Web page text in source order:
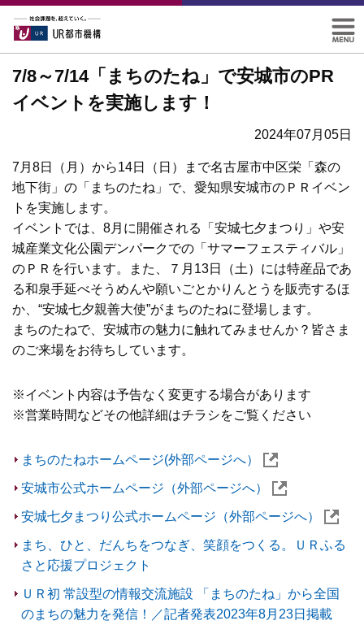
7/8～7/14「まちのたね」で安城市のPR
イベントを実施します！
2024年07月05日
7月8日（月）から14日（日）まで名古屋市中区栄「森の
地下街」の「まちのたね」で、愛知県安城市のＰＲイベン
トを実施します。
イベントでは、8月に開催される「安城七夕まつり」や安
城産業文化公園デンパークでの「サマーフェスティバル」
のＰＲを行います。また、７月13日（土）には特産品であ
る和泉手延べそうめんや願いごとかりんとうを販売するほ
か、“安城七夕親善大使”がまちのたねに登場します。
まちのたねで、安城市の魅力に触れてみませんか？皆さま
のご来場をお待ちしています。
※イベント内容は予告なく変更する場合があります
※営業時間などその他詳細はチラシをご覧ください
まちのたねホームページ(外部ページへ）
安城市公式ホームページ（外部ページへ）
安城七夕まつり公式ホームページ（外部ページへ）
まち、ひと、だんちをつなぎ、笑顔をつくる。ＵＲふる
さと応援プロジェクト
ＵＲ初 常設型の情報交流施設 「まちのたね」から全国
のまちの魅力を発信！／記者発表2023年8月23日掲載